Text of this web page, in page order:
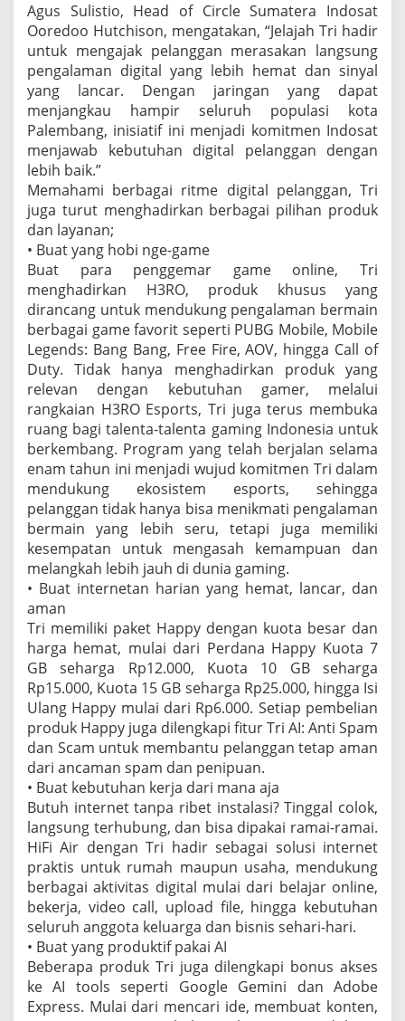
Agus Sulistio, Head of Circle Sumatera Indosat
Ooredoo Hutchison, mengatakan, “Jelajah Tri hadir
untuk mengajak pelanggan merasakan langsung
pengalaman digital yang lebih hemat dan sinyal
yang lancar. Dengan jaringan yang dapat
menjangkau hampir seluruh populasi kota
Palembang, inisiatif ini menjadi komitmen Indosat
menjawab kebutuhan digital pelanggan dengan
lebih baik.”
Memahami berbagai ritme digital pelanggan, Tri
juga turut menghadirkan berbagai pilihan produk
dan layanan;
• Buat yang hobi nge-game
Buat para penggemar game online, Tri
menghadirkan H3RO, produk khusus yang
dirancang untuk mendukung pengalaman bermain
berbagai game favorit seperti PUBG Mobile, Mobile
Legends: Bang Bang, Free Fire, AOV, hingga Call of
Duty. Tidak hanya menghadirkan produk yang
relevan dengan kebutuhan gamer, melalui
rangkaian H3RO Esports, Tri juga terus membuka
ruang bagi talenta-talenta gaming Indonesia untuk
berkembang. Program yang telah berjalan selama
enam tahun ini menjadi wujud komitmen Tri dalam
mendukung ekosistem esports, sehingga
pelanggan tidak hanya bisa menikmati pengalaman
bermain yang lebih seru, tetapi juga memiliki
kesempatan untuk mengasah kemampuan dan
melangkah lebih jauh di dunia gaming.
• Buat internetan harian yang hemat, lancar, dan
aman
Tri memiliki paket Happy dengan kuota besar dan
harga hemat, mulai dari Perdana Happy Kuota 7
GB seharga Rp12.000, Kuota 10 GB seharga
Rp15.000, Kuota 15 GB seharga Rp25.000, hingga Isi
Ulang Happy mulai dari Rp6.000. Setiap pembelian
produk Happy juga dilengkapi fitur Tri AI: Anti Spam
dan Scam untuk membantu pelanggan tetap aman
dari ancaman spam dan penipuan.
• Buat kebutuhan kerja dari mana aja
Butuh internet tanpa ribet instalasi? Tinggal colok,
langsung terhubung, dan bisa dipakai ramai-ramai.
HiFi Air dengan Tri hadir sebagai solusi internet
praktis untuk rumah maupun usaha, mendukung
berbagai aktivitas digital mulai dari belajar online,
bekerja, video call, upload file, hingga kebutuhan
seluruh anggota keluarga dan bisnis sehari-hari.
• Buat yang produktif pakai AI
Beberapa produk Tri juga dilengkapi bonus akses
ke AI tools seperti Google Gemini dan Adobe
Express. Mulai dari mencari ide, membuat konten,